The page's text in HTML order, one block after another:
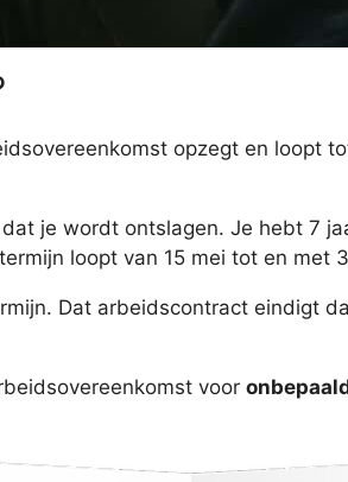
opzegt en loopt
je wordt ontslagen. Je hebt 7
loopt van 15 mei tot en met
Dat arbeidscontract eindigt
voor